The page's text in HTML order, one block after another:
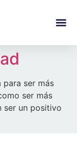
para ser más
ser más
ser un positivo